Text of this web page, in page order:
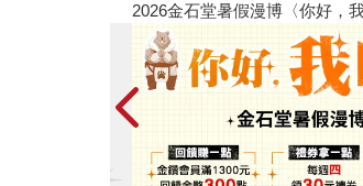
春光ｘ奇幻基地｜全書系展